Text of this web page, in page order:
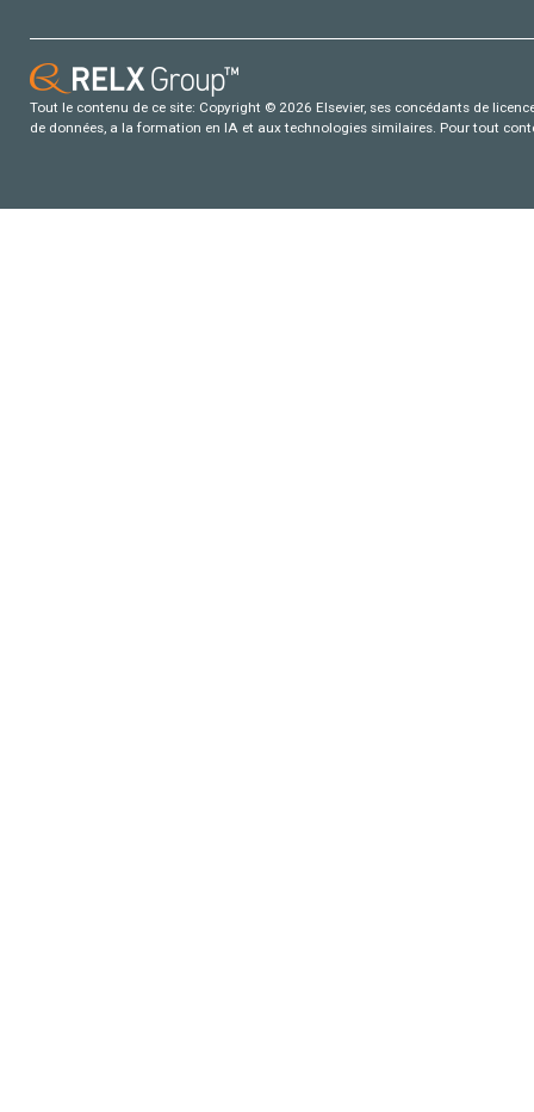
Tout le contenu de ce site: Copyright © 2026 Elsevier, ses concédants de
de données, a la formation en IA et aux technologies similaires. Pour tout